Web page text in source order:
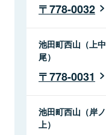
778-0032
池田町西山（上中
尾）
778-0031
池田町西山（岸ノ
上）